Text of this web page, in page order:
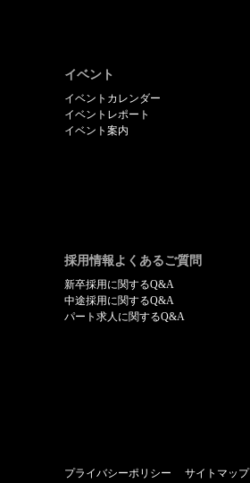
イベント
イベントカレンダー
イベントレポート
イベント案内
採用情報よくあるご質問
新卒採用に関するQ&A
中途採用に関するQ&A
パート求人に関するQ&A
プライバシーポリシー サイトマップ